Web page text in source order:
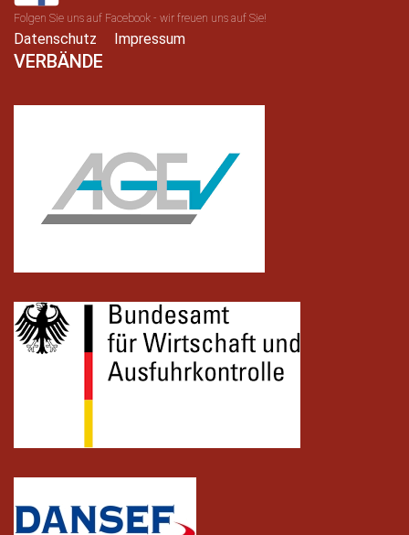
Folgen Sie uns auf Facebook - wir freuen uns auf Sie!
Datenschutz Impressum
VERBÄNDE